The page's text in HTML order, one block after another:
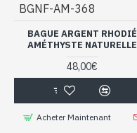
BGNF-AM-368
BAGUE ARGENT RHODIÉ
AMÉTHYSTE NATURELLE
48,00€
Acheter Maintenant